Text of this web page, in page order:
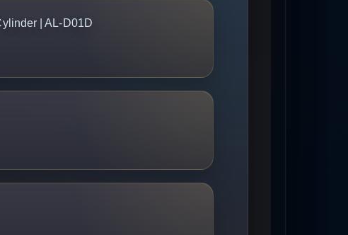
| AL-D01D